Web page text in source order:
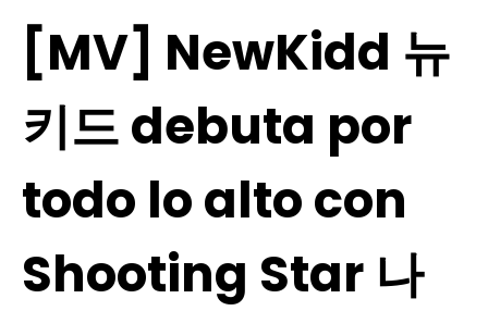
[MV] NewKidd 뉴
키드 debuta por
todo lo alto con
Shooting Star 나